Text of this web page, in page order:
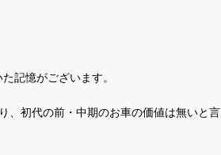
記憶がございます。
、初代の前・中期のお車の価値は無いと言